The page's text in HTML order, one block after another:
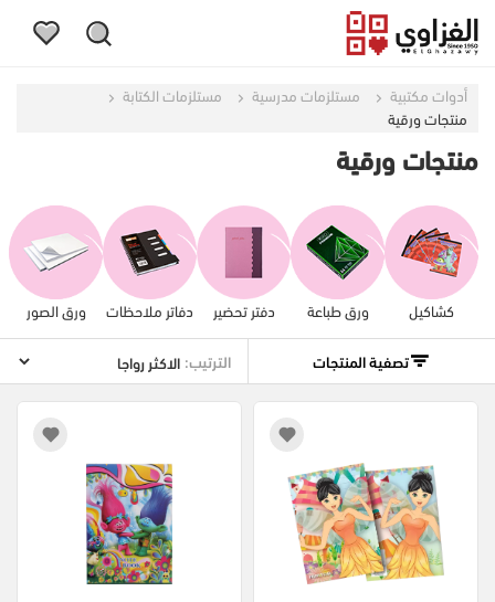
أدوات مكتبية مستلزمات مدرسية
مستلزمات الكتابة
منتجات ورقية
منتجات ورقية
كشاكيل ورق طباعة دفتر تحضير دفاتر ملاحظات ورق الصور
تصفية المنتجات الترتيب: